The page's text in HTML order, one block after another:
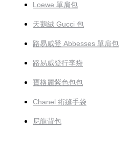
Loewe 單肩包
天鵝絨 Gucci 包
路易威登 Abbesses 單肩包
路易威登行李袋
寶格麗紫色包包
Chanel 絎縫手袋
尼龍背包